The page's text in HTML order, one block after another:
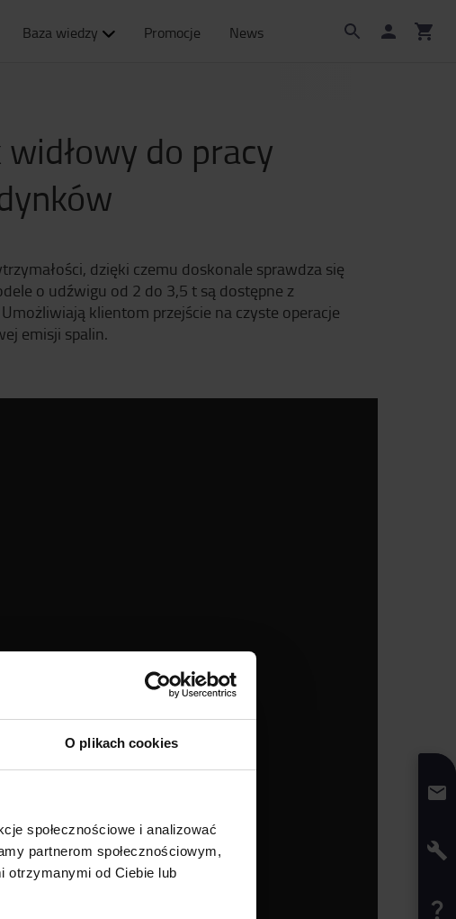
O plikach cookies
społecznościowe i analizować
partnerom społecznościowym,
otrzymanymi od Ciebie lub
Baza wiedzy Promocje News
do pracy
dzięki czemu doskonale sprawdza się
o udźwigu od 2 do 3,5 t są dostępne z
klientom przejście na czyste operacje
emisji spalin.